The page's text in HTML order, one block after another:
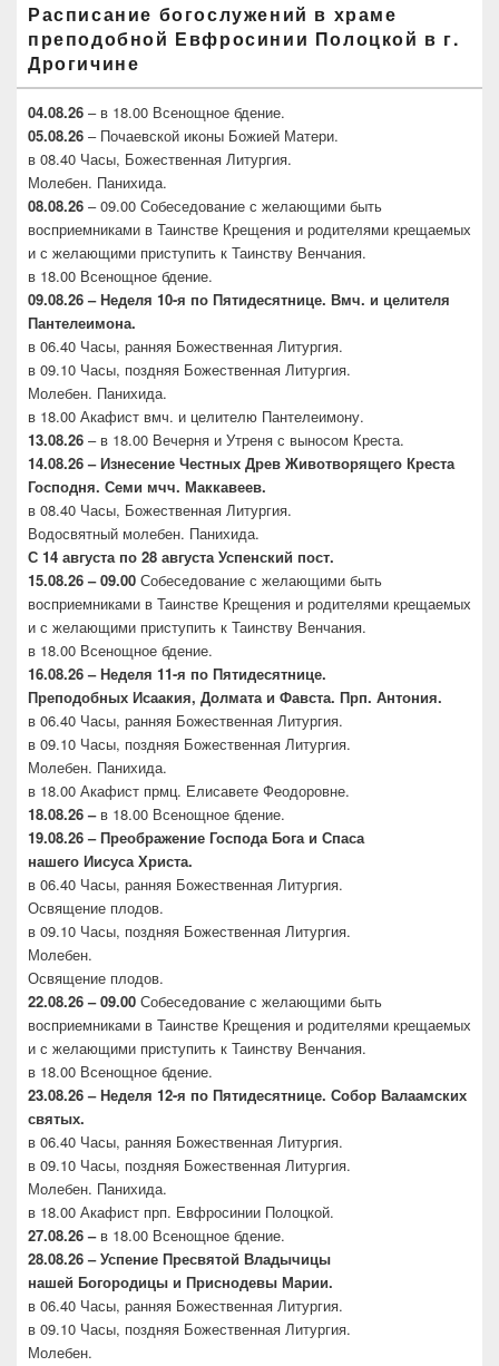
Расписание богослужений в храме
преподобной Евфросинии Полоцкой в г.
Дрогичине
04.08.26 – в 18.00 Всенощное бдение.
05.08.26 – Почаевской иконы Божией Матери.
в 08.40 Часы, Божественная Литургия.
Молебен. Панихида.
08.08.26 – 09.00 Собеседование с желающими быть
восприемниками в Таинстве Крещения и родителями крещаемых
и с желающими приступить к Таинству Венчания.
в 18.00 Всенощное бдение.
09.08.26 – Неделя 10-я по Пятидесятнице. Вмч. и целителя
Пантелеимона.
в 06.40 Часы, ранняя Божественная Литургия.
в 09.10 Часы, поздняя Божественная Литургия.
Молебен. Панихида.
в 18.00 Акафист вмч. и целителю Пантелеимону.
13.08.26 – в 18.00 Вечерня и Утреня с выносом Креста.
14.08.26 – Изнесение Честных Древ Животворящего Креста
Господня. Семи мчч. Маккавеев.
в 08.40 Часы, Божественная Литургия.
Водосвятный молебен. Панихида.
С 14 августа по 28 августа Успенский пост.
15.08.26 – 09.00 Собеседование с желающими быть
восприемниками в Таинстве Крещения и родителями крещаемых
и с желающими приступить к Таинству Венчания.
в 18.00 Всенощное бдение.
16.08.26 – Неделя 11-я по Пятидесятнице.
Преподобных Исаакия, Долмата и Фавста. Прп. Антония.
в 06.40 Часы, ранняя Божественная Литургия.
в 09.10 Часы, поздняя Божественная Литургия.
Молебен. Панихида.
в 18.00 Акафист прмц. Елисавете Феодоровне.
18.08.26 –в 18.00 Всенощное бдение.
19.08.26 – Преображение Господа Бога и Спаса
нашего Иисуса Христа.
в 06.40 Часы, ранняя Божественная Литургия.
Освящение плодов.
в 09.10 Часы, поздняя Божественная Литургия.
Молебен.
Освящение плодов.
22.08.26 – 09.00 Собеседование с желающими быть
восприемниками в Таинстве Крещения и родителями крещаемых
и с желающими приступить к Таинству Венчания.
в 18.00 Всенощное бдение.
23.08.26 – Неделя 12-я по Пятидесятнице. Собор Валаамских
святых.
в 06.40 Часы, ранняя Божественная Литургия.
в 09.10 Часы, поздняя Божественная Литургия.
Молебен. Панихида.
в 18.00 Акафист прп. Евфросинии Полоцкой.
27.08.26 –в 18.00 Всенощное бдение.
28.08.26 – Успение Пресвятой Владычицы
нашей Богородицы и Приснодевы Марии.
в 06.40 Часы, ранняя Божественная Литургия.
в 09.10 Часы, поздняя Божественная Литургия.
Молебен.